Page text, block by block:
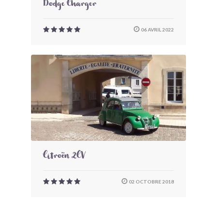
Dodge Charger
06 AVRIL 2022
Citroën 2CV
02 OCTOBRE 2018